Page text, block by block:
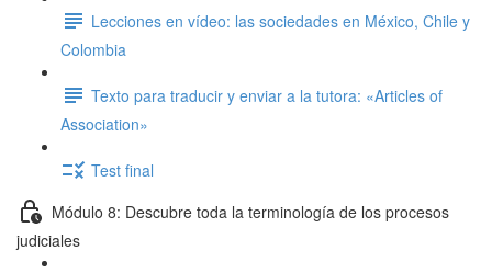
Lecciones en vídeo: las sociedades en México, Chile y
Colombia
Texto para traducir y enviar a la tutora: «Articles of
Association»
Test final
Módulo 8: Descubre toda la terminología de los procesos
judiciales